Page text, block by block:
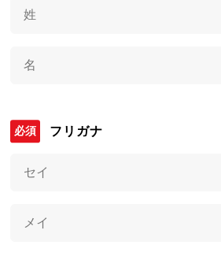
フリガナ